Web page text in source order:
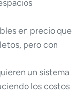
en precio que
pero con
un sistema
los costos